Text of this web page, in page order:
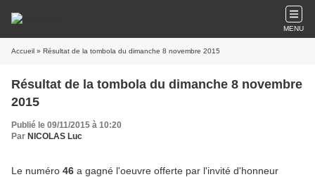
MENU
Accueil » Résultat de la tombola du dimanche 8 novembre 2015
Résultat de la tombola du dimanche 8 novembre
2015
Publié le 09/11/2015 à 10:20
Par NICOLAS Luc
Le numéro 46 a gagné l'oeuvre offerte par l'invité d'honneur